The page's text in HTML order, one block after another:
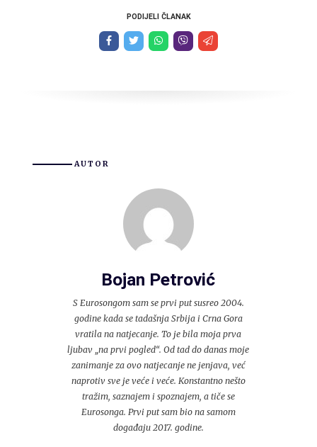
PODIJELI ČLANAK
AUTOR
Bojan Petrović
S Eurosongom sam se prvi put susreo 2004.
godine kada se tadašnja Srbija i Crna Gora
vratila na natjecanje. To je bila moja prva
ljubav „na prvi pogled“. Od tad do danas moje
zanimanje za ovo natjecanje ne jenjava, već
naprotiv sve je veće i veće. Konstantno nešto
tražim, saznajem i spoznajem, a tiče se
Eurosonga. Prvi put sam bio na samom
događaju 2017. godine.